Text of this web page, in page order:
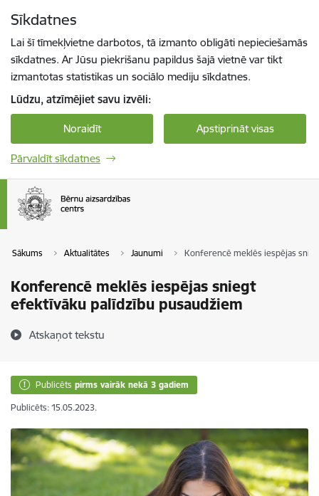
Sīkdatnes
Lai šī tīmekļvietne darbotos, tā izmanto obligāti nepieciešamās
sīkdatnes. Ar Jūsu piekrišanu papildus šajā vietnē var tikt
izmantotas statistikas un sociālo mediju sīkdatnes.
Lūdzu, atzīmējiet savu izvēli:
Noraidīt Apstiprināt visas
Pārvaldīt sīkdatnes
Sākums Aktualitātes Jaunumi Konferencē meklēs iespējas
Konferencē meklēs iespējas sniegt
efektīvāku palīdzību pusaudžiem
Atskaņot tekstu
Publicēts pirms vairāk nekā 3 gadiem
Publicēts: 15.05.2023.